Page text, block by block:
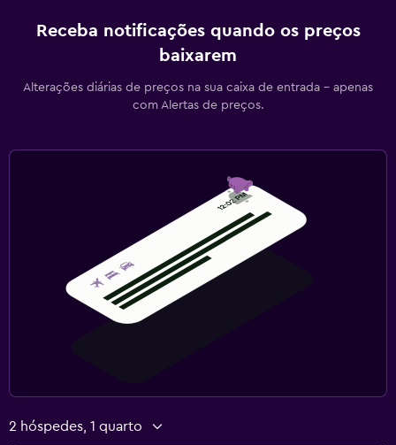
Receba notificações quando os preços
baixarem
Alterações diárias de preços na sua caixa de entrada - apenas
com Alertas de preços.
2 hóspedes, 1 quarto